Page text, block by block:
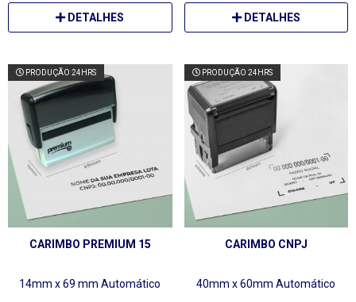
DETALHES DETALHES
PRODUÇÃO 24HRS
CARIMBO PREMIUM 15
14mm x 69 mm Automático
PRODUÇÃO 24HRS
CARIMBO CNPJ
40mm x 60mm Automático